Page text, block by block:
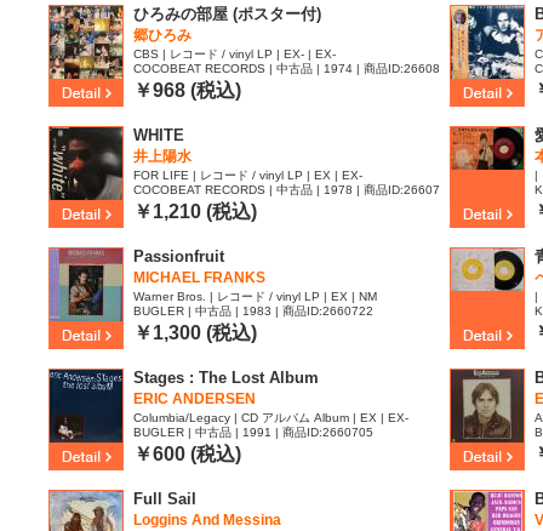
ひろみの部屋 (ポスター付)
郷ひろみ
CBS | レコード / vinyl LP | EX- | EX-
COCOBEAT RECORDS | 中古品 | 1974 | 商品ID:26608
16
￥968 (税込)
WHITE
井上陽水
FOR LIFE | レコード / vinyl LP | EX | EX-
COCOBEAT RECORDS | 中古品 | 1978 | 商品ID:26607
36
￥1,210 (税込)
|
Passionfruit
MICHAEL FRANKS
Warner Bros. | レコード / vinyl LP | EX | NM
BUGLER | 中古品 | 1983 | 商品ID:2660722
￥1,300 (税込)
|
Stages : The Lost Album
ERIC ANDERSEN
Columbia/Legacy | CD アルバム Album | EX | EX-
BUGLER | 中古品 | 1991 | 商品ID:2660705
￥600 (税込)
Full Sail
Loggins And Messina